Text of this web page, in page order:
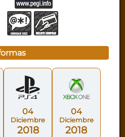
04
Diciembre
2018
04
Diciembre
2018